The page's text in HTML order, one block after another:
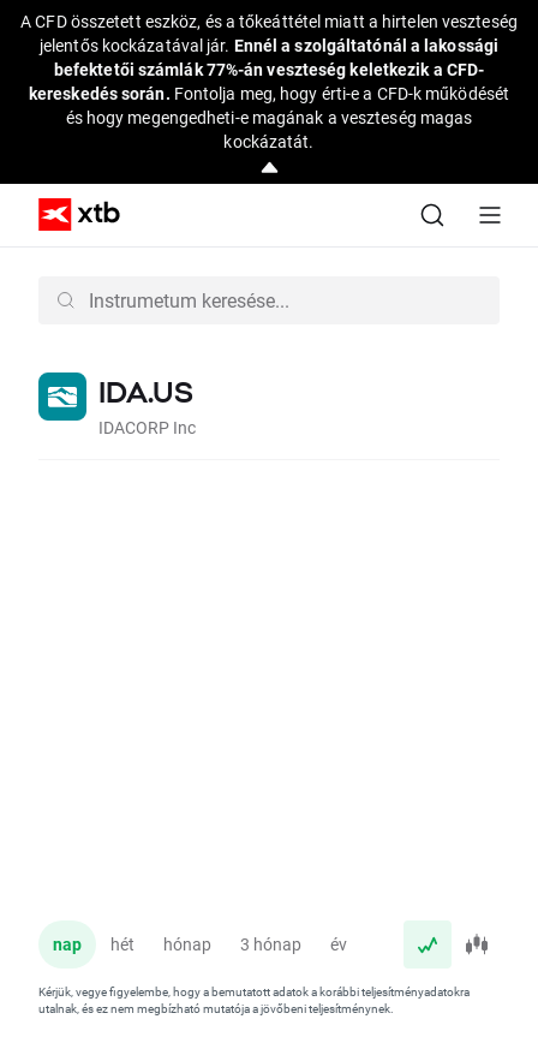
A CFD összetett eszköz, és a tőkeáttétel miatt a hirtelen veszteség
jelentős kockázatával jár. Ennél a szolgáltatónál a lakossági
befektetői számlák 77%-án veszteség keletkezik a CFD-
kereskedés során. Fontolja meg, hogy érti-e a CFD-k működését
és hogy megengedheti-e magának a veszteség magas
kockázatát.
IDA.US
IDACORP Inc
nap hét hónap 3 hónap év
Kérjük, vegye figyelembe, hogy a bemutatott adatok a korábbi teljesítményadatokra
utalnak, és ez nem megbízható mutatója a jövőbeni teljesítménynek.